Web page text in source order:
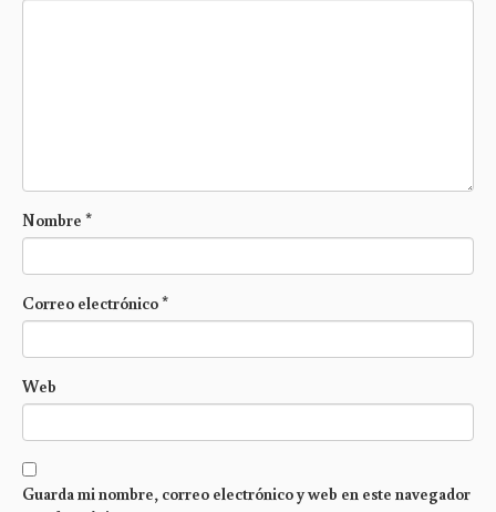
Nombre *
Correo electrónico*
Web
Guarda mi nombre, correo electrónico y web en este navegador